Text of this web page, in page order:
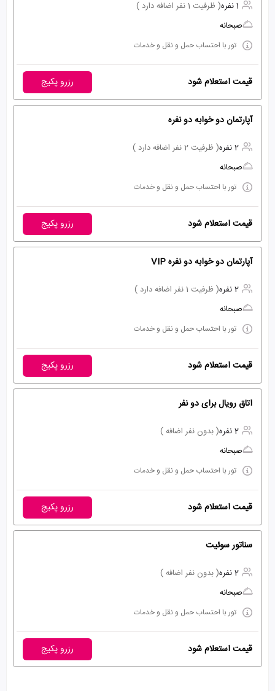
1 نفره
( ظرفیت 1 نفر اضافه دارد )
صبحانه
تور با احتساب حمل و نقل و خدمات
قیمت استعلام شود رزرو پکیج
آپارتمان دو خوابه دو نفره
2 نفره
( ظرفیت 2 نفر اضافه دارد )
صبحانه
تور با احتساب حمل و نقل و خدمات
قیمت استعلام شود رزرو پکیج
آپارتمان دو خوابه دو نفره VIP
2 نفره
( ظرفیت 1 نفر اضافه دارد )
صبحانه
تور با احتساب حمل و نقل و خدمات
قیمت استعلام شود رزرو پکیج
اتاق رویال برای دو نفر
2 نفره
( بدون نفر اضافه )
صبحانه
تور با احتساب حمل و نقل و خدمات
قیمت استعلام شود رزرو پکیج
سناتور سوئیت
2 نفره
( بدون نفر اضافه )
صبحانه
تور با احتساب حمل و نقل و خدمات
قیمت استعلام شود رزرو پکیج